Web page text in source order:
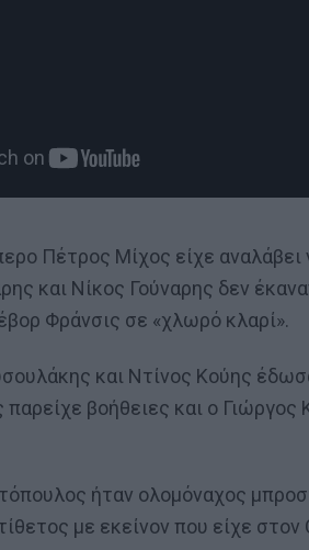
Πέτρος Μίχος είχε
και Νίκος Γούναρης δεν
Φράνσις σε «χλωρό κλαρί».
και Ντίνος Κούης
βοήθειες και ο
ήταν ολομόναχος
με εκείνον που είχε